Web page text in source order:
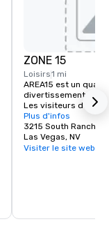
ZONE 15
Loisirs1 mi
AREA15 est un
divertissement
Les visiteurs de
se promener
touristiques. Activez
expériences
transporter dans
Plus d'infos
3215 South Rancho
Las Vegas, NV
Visiter le site web